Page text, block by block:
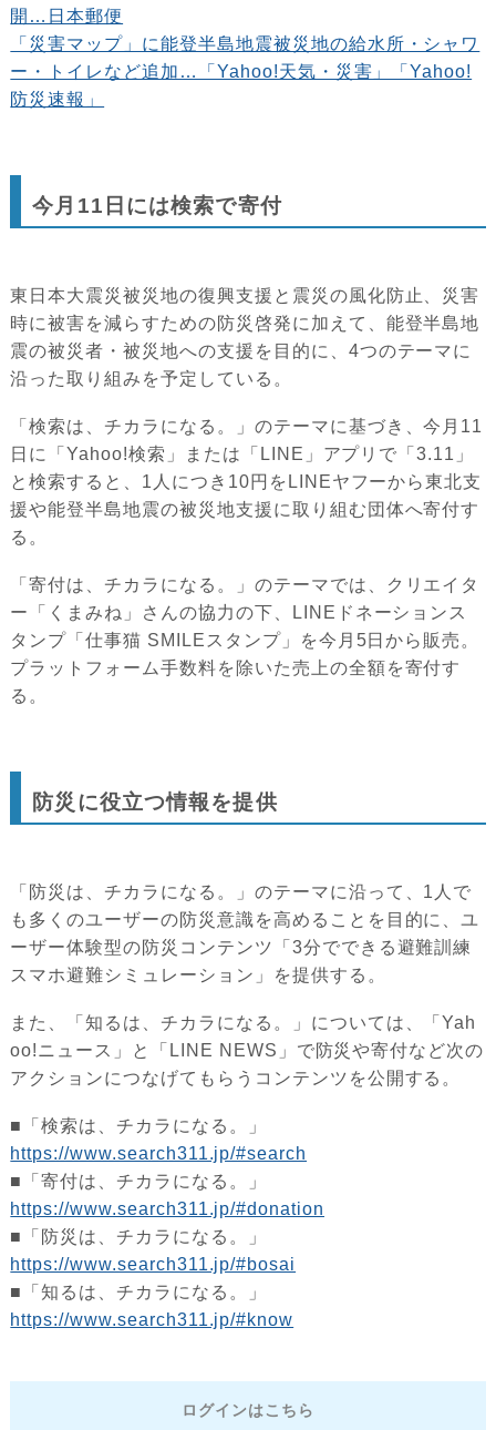
開…日本郵便
「災害マップ」に能登半島地震被災地の給水所・シャワ
ー・トイレなど追加…「Yahoo!天気・災害」「Yahoo!
防災速報」
今月11日には検索で寄付
東日本大震災被災地の復興支援と震災の風化防止、災害
時に被害を減らすための防災啓発に加えて、能登半島地
震の被災者・被災地への支援を目的に、4つのテーマに
沿った取り組みを予定している。
「検索は、チカラになる。」のテーマに基づき、今月11
日に「Yahoo!検索」または「LINE」アプリで「3.11」
と検索すると、1人につき10円をLINEヤフーから東北支
援や能登半島地震の被災地支援に取り組む団体へ寄付す
る。
「寄付は、チカラになる。」のテーマでは、クリエイタ
ー「くまみね」さんの協力の下、LINEドネーションス
タンプ「仕事猫 SMILEスタンプ」を今月5日から販売。
プラットフォーム手数料を除いた売上の全額を寄付す
る。
防災に役立つ情報を提供
「防災は、チカラになる。」のテーマに沿って、1人で
も多くのユーザーの防災意識を高めることを目的に、ユ
ーザー体験型の防災コンテンツ「3分でできる避難訓練
スマホ避難シミュレーション」を提供する。
また、「知るは、チカラになる。」については、「Yah
oo!ニュース」と「LINE NEWS」で防災や寄付など次の
アクションにつなげてもらうコンテンツを公開する。
■「検索は、チカラになる。」
https://www.search311.jp/#search
■「寄付は、チカラになる。」
https://www.search311.jp/#donation
■「防災は、チカラになる。」
https://www.search311.jp/#bosai
■「知るは、チカラになる。」
https://www.search311.jp/#know
ログインはこちら